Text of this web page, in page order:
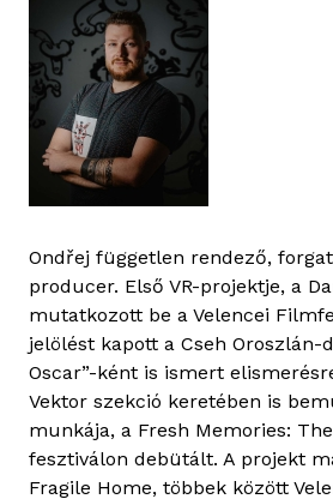
Ondřej független rendező,
producer. Első VR-projektje, a
mutatkozott be a Velencei
jelölést kapott a Cseh Oroszlán-
Oscar”-ként is ismert
Vektor szekció keretében is
munkája, a Fresh Memories:
fesztiválon debütált. A projekt
Fragile Home, többek között